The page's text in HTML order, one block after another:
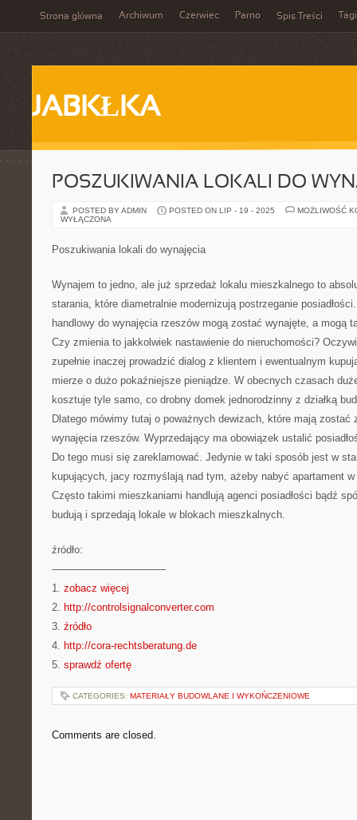
Strona główna Archiwum Czerwiec Parno Spis Treści Tagi
JABKŁKA
POSZUKIWANIA LOKALI DO
POSTED BY ADMIN POSTED ON LIP - 19 - 2025
MOŻLIWOŚĆ
WYŁĄCZONA
Poszukiwania lokali do wynajęcia
Wynajem to jedno, ale już sprzedaż lokalu mieszkalnego to
starania, które diametralnie modernizują postrzeganie
handlowy do wynajęcia rzeszów mogą zostać wynajęte, a mogą
Czy zmienia to jakkolwiek nastawienie do nieruchomości?
zupełnie inaczej prowadzić dialog z klientem i ewentualnym
mierze o dużo pokaźniejsze pieniądze. W obecnych czasach
kosztuje tyle samo, co drobny domek jednorodzinny z działką
Dlatego mówimy tutaj o poważnych dewizach, które mają zostać
wynajęcia rzeszów. Wyprzedający ma obowiązek ustalić
Do tego musi się zareklamować. Jedynie w taki sposób jest w
kupujących, jacy rozmyślają nad tym, ażeby nabyć apartament w
Często takimi mieszkaniami handlują agenci posiadłości bądź
budują i sprzedają lokale w blokach mieszkalnych.
źródło:
———————————
1. zobacz więcej
2. http://controlsignalconverter.com
3. źródło
4. http://cora-rechtsberatung.de
5. sprawdź ofertę
CATEGORIES: MATERIAŁY BUDOWLANE I WYKOŃCZENIOWE
Comments are closed.